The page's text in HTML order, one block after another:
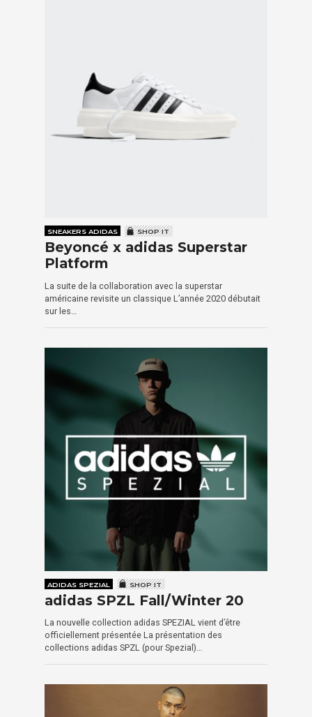
SNEAKERS ADIDAS SHOP IT
Beyoncé x adidas Superstar
Platform
La suite de la collaboration avec la superstar
américaine revisite un classique L’année 2020 débutait
sur les…
ADIDAS SPEZIAL SHOP IT
adidas SPZL Fall/Winter 20
La nouvelle collection adidas SPEZIAL vient d’être
officiellement présentée La présentation des
collections adidas SPZL (pour Spezial)…